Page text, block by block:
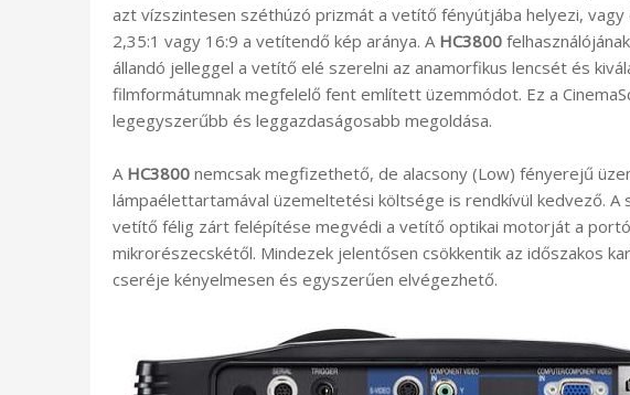
azt vízszintesen széthúzó prizmát a vetítő fényútjába helyezi,
2,35:1 vagy 16:9 a vetítendő kép aránya. A HC3800
állandó jelleggel a vetítő elé szerelni az anamorfikus lencsét és
filmformátumnak megfelelő fent említett üzemmódot. Ez a
legegyszerűbb és leggazdaságosabb megoldása.
A HC3800 nemcsak megfizethető, de alacsony (Low) fényerejű
lámpaélettartamával üzemeltetési költsége is rendkívül kedvező.
vetítő félig zárt felépítése megvédi a vetítő optikai motorját a
mikrorészecskétől. Mindezek jelentősen csökkentik az időszakos
cseréje kényelmesen és egyszerűen elvégezhető.